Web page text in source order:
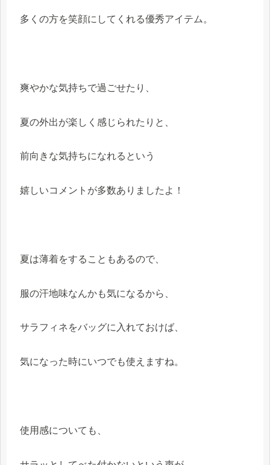
多くの方を笑顔にしてくれる優秀アイテム。
爽やかな気持ちで過ごせたり、
夏の外出が楽しく感じられたりと、
前向きな気持ちになれるという
嬉しいコメントが多数ありましたよ！
夏は薄着をすることもあるので、
服の汗地味なんかも気になるから、
サラフィネをバッグに入れておけば、
気になった時にいつでも使えますね。
使用感についても、